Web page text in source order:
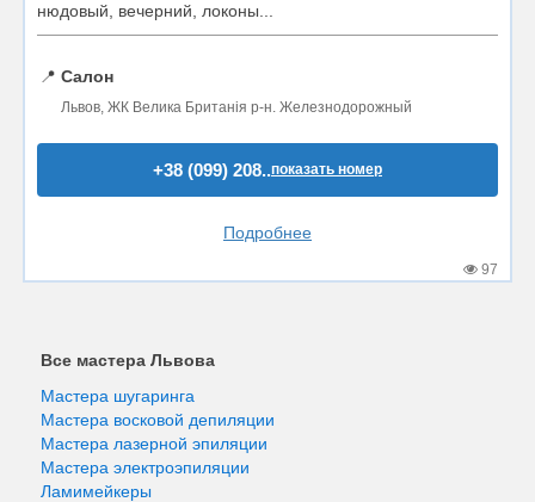
нюдовый, вечерний, локоны...
📍 Салон
Львов, ЖК Велика Британія р-н. Железнодорожный
+38 (099) 208..показать номер
Подробнее
97
Все мастера Львова
Мастера шугаринга
Мастера восковой депиляции
Мастера лазерной эпиляции
Мастера электроэпиляции
Ламимейкеры